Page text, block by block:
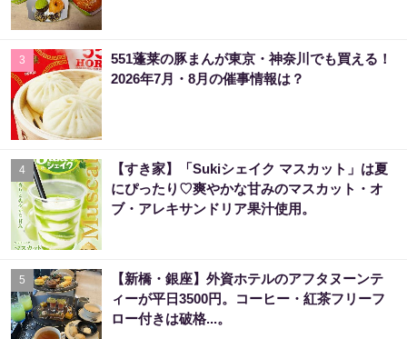
3
551蓬莱の豚まんが東京・神奈川でも買える！
2026年7月・8月の催事情報は？
4
【すき家】「Sukiシェイク マスカット」は夏
にぴったり♡爽やかな甘みのマスカット・オ
ブ・アレキサンドリア果汁使用。
5
【新橋・銀座】外資ホテルのアフタヌーンテ
ィーが平日3500円。コーヒー・紅茶フリーフ
ロー付きは破格...。